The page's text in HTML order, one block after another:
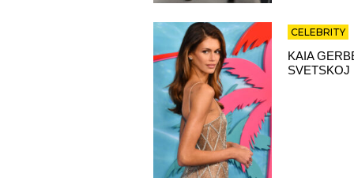
CELEBRITY
KAIA
SVETSKOJ